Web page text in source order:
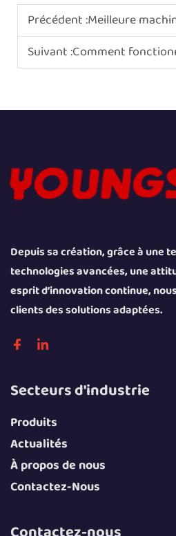
Précédent :Meilleure machine à rétrécissement
Suivant :Comment fonctionne une
Depuis sa création, grâce à une
technologies avancées, une
esprit d’innovation continue,
clients des solutions adaptées.
Secteurs d'industrie
Produits
Actualités
À propos de nous
Contactez-Nous